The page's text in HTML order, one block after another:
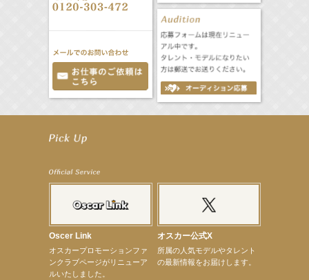
【武井咲】ENFÖLD 2026 PF/FW archetypeに登場！
【elfin’】8月16日（日）「全世界」発売記念イベント決定！
【elfin’】7thシングル『全世界』がFM TANABEでO.A.決定♪
【昆虫ハンター牧田習】宝塚市立手塚治虫記念館トークショー＆宝塚文化芸術センター昆虫展示イ
ショーゲスト出演！
【定本楓馬】WEB DIGVII 連載企画『東京23時』に登場！
【髙橋ひかる】7月雑誌掲載情報
【elfin’】7thシングル『全世界』がFMふくろうでパワープレイO.A.決定
Oscer Link
オスカープロモーションファ
ンクラブページがリニューア
ルいたしました。
オスカー公式X
所属の人気モデルやタレント
の最新情報をお届けします。